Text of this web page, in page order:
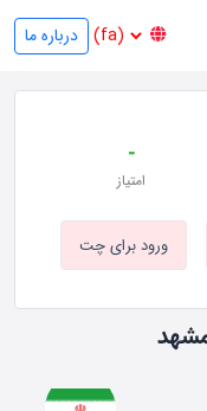
درباره ما
-
امتیاز
ورود برای چت